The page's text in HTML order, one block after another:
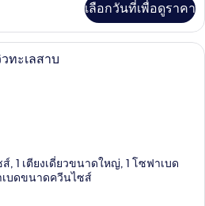
เลือกวันที่เพื่อดูราคา
ดีลักซ์คอนโด, 3 ห้องนอน, วิวทะเลสาบ
ทะเลสาบ
ส์, 1 เตียงเดี่ยวขนาดใหญ่, 1 โซฟาเบด
บดขนาดควีนไซส์